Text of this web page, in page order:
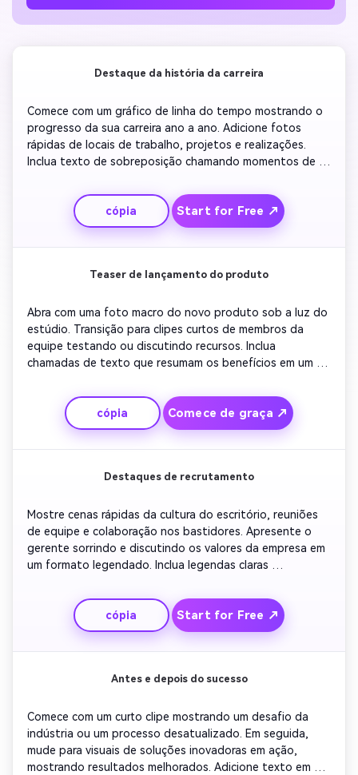
Destaque da história da carreira
Comece com um gráfico de linha do tempo mostrando o
progresso da sua carreira ano a ano. Adicione fotos
rápidas de locais de trabalho, projetos e realizações.
Inclua texto de sobreposição chamando momentos de
declaração motivacional sobre crescimento ou
perseverança. Termine com um chamado à ação como
'compartilhe sua jornada hoje'. Mantenha música de fundo
calma e fluxos de câmera constantes para combinar com
cópia Start for Free ↗
Teaser de lançamento do produto
Abra com uma foto macro do novo produto sob a luz do
estúdio. Transição para clipes curtos de membros da
equipe testando ou discutindo recursos. Inclua
chamadas de texto que resumam os benefícios em um
otimista e sobreponha o logotipo da empresa
sutilmente. Termine com uma animação revelando a data
de lançamento e slogan da empresa. Mantenha o ritmo
limpo e abaixo de 45 segundos para a retenção ideal do
cópia Comece de graça ↗
Destaques de recrutamento
Mostre cenas rápidas da cultura do escritório, reuniões
de equipe e colaboração nos bastidores. Apresente o
gerente sorrindo e discutindo os valores da empresa em
um formato legendado. Inclua legendas claras
fundo que pareça positiva e acolhedora. Conclua com
uma linha de texto em negrito: 'Junte-se à nossa equipe
em crescimento hoje'.
cópia Start for Free ↗
Antes e depois do sucesso
Comece com um curto clipe mostrando um desafio da
indústria ou um processo desatualizado. Em seguida,
mude para visuais de soluções inovadoras em ação,
mostrando resultados melhorados. Adicione texto em